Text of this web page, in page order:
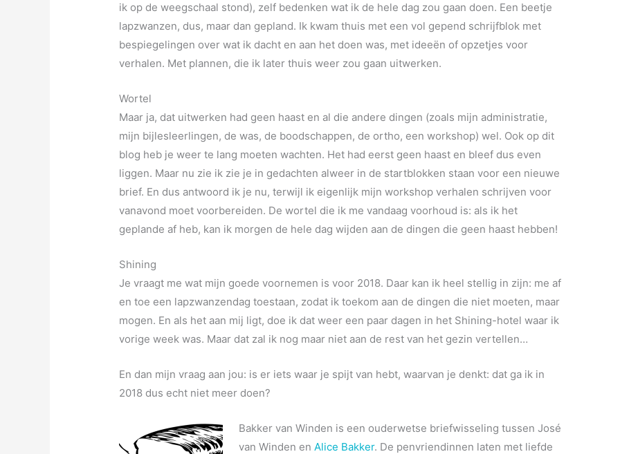
ik op de weegschaal stond), zelf bedenken wat ik de hele dag zou gaan doen. Een beetje
lapzwanzen, dus, maar dan gepland. Ik kwam thuis met een vol gepend schrijfblok met
bespiegelingen over wat ik dacht en aan het doen was, met ideeën of opzetjes voor
verhalen. Met plannen, die ik later thuis weer zou gaan uitwerken.
Wortel
Maar ja, dat uitwerken had geen haast en al die andere dingen (zoals mijn administratie,
mijn bijlesleerlingen, de was, de boodschappen, de ortho, een workshop) wel. Ook op dit
blog heb je weer te lang moeten wachten. Het had eerst geen haast en bleef dus even
liggen. Maar nu zie ik zie je in gedachten alweer in de startblokken staan voor een nieuwe
brief. En dus antwoord ik je nu, terwijl ik eigenlijk mijn workshop verhalen schrijven voor
vanavond moet voorbereiden. De wortel die ik me vandaag voorhoud is: als ik het
geplande af heb, kan ik morgen de hele dag wijden aan de dingen die geen haast hebben!
Shining
Je vraagt me wat mijn goede voornemen is voor 2018. Daar kan ik heel stellig in zijn: me af
en toe een lapzwanzendag toestaan, zodat ik toekom aan de dingen die niet moeten, maar
mogen. En als het aan mij ligt, doe ik dat weer een paar dagen in het Shining-hotel waar ik
vorige week was. Maar dat zal ik nog maar niet aan de rest van het gezin vertellen…
En dan mijn vraag aan jou: is er iets waar je spijt van hebt, waarvan je denkt: dat ga ik in
2018 dus echt niet meer doen?
Bakker van Winden is een ouderwetse briefwisseling tussen José
van Winden en Alice Bakker. De penvriendinnen laten met liefde